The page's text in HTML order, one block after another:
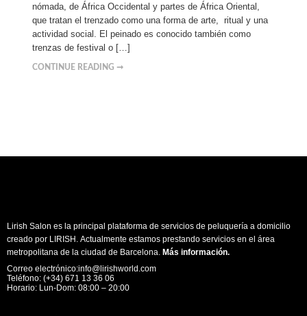
nómada, de África Occidental y partes de África Oriental,
que tratan el trenzado como una forma de arte, ritual y una
actividad social. El peinado es conocido también como
trenzas de festival o […]
CONTINUE READING ➞
Lirish Salon es la principal plataforma de servicios de peluquería a domicilio
creado por LIRISH. Actualmente estamos prestando servicios en el área
metropolitana de la ciudad de Barcelona. Más información.
Correo electrónico:info@lirishworld.com
Teléfono: (+34) 671 13 36 06
Horario: Lun-Dom: 08:00 – 20:00